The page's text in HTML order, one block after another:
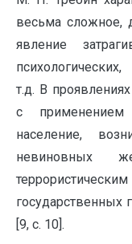
весьма сложное,
явление
т.д. В
с применением
население,
невиновных
[9, с. 10].